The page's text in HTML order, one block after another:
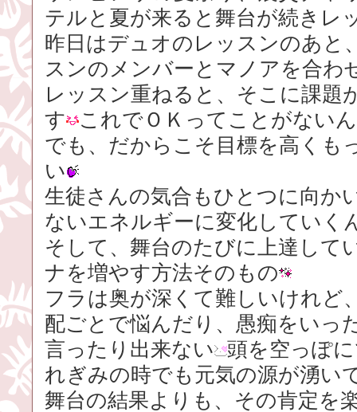
テルと夏が来ると舞台が続きレ
昨日はデュオのレッスンのあと
スンのメンバーとマノアを合わ
レッスン重ねると、そこに課題
す
これでＯＫってことがない
でも、だからこそ目標を高くも
い
生徒さんの気合もひとつに向か
ないエネルギーに変化していく
そして、舞台のたびに上達して
ナを増やす方法そのもの
フラは奥が深くて難しいけれど
配ごとで悩んだり、愚痴をいっ
言ったり出来ない
頭を空っぽ
れぎみの時でも元気の源が湧い
舞台の結果よりも、その肯定を